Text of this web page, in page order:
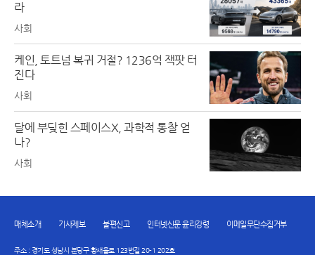
라
사회
케인, 토트넘 복귀 거절? 1236억 잭팟 터
진다
사회
달에 부딪힌 스페이스X, 과학적 통찰 얻
나?
사회
매체소개 기사제보 불편신고 인터넷신문 윤리강령 이메일무단수집거부
주소 : 경기도 성남시 분당구 황새울로 123번길 20-1 202호